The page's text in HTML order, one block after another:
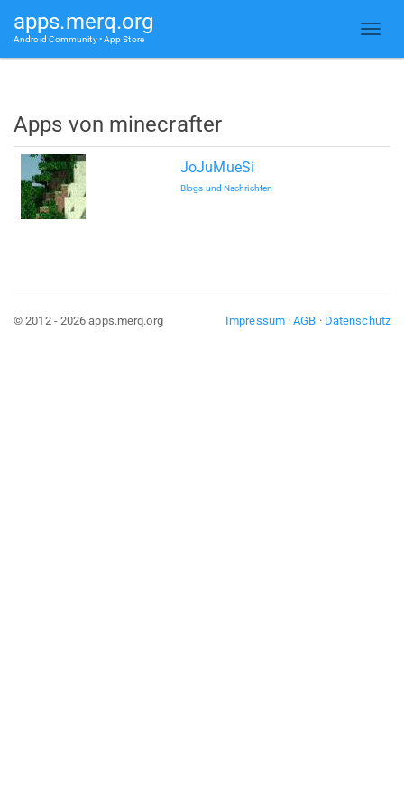
apps.merq.org
Android Community • App Store
Apps von minecrafter
JoJuMueSi
Blogs und Nachrichten
Impressum·AGB · Datenschutz
© 2012 - 2026 apps.merq.org